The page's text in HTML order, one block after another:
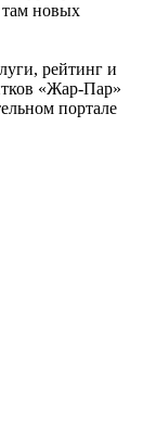
там новых
рейтинг и
«Жар-Пар»
портале